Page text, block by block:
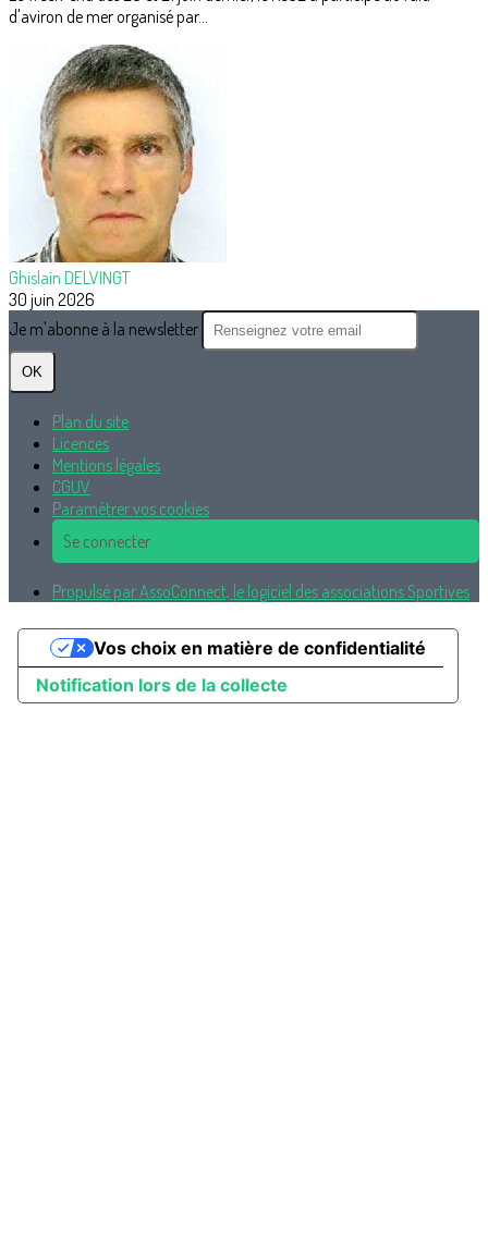
d'aviron de mer organisé par...
Ghislain DELVINGT
30 juin 2026
Je m'abonne à la newsletter
OK
Plan du site
Licences
Mentions légales
CGUV
Paramétrer vos cookies
Se connecter
Propulsé par AssoConnect, le logiciel des associations Sportives
Notification lors de la collecte
Vos choix en matière de confidentialité